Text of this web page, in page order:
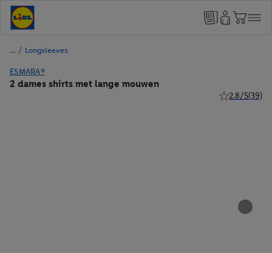
/ Longsleeves
ESMARA®
2 dames shirts met lange mouwen
2.8/5(39)